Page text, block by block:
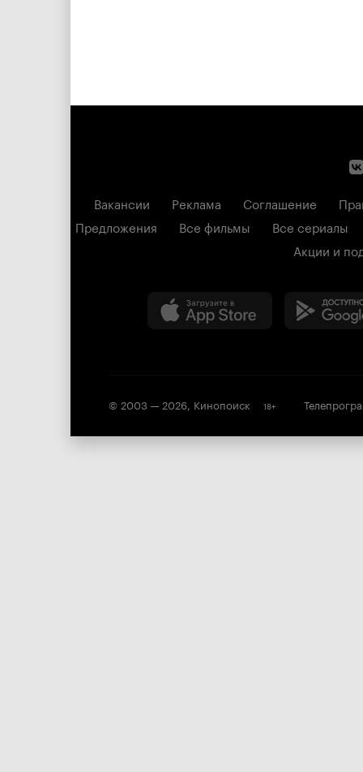
Вакансии Реклама Соглашение
Предложения
Все фильмы
Все сериалы
Акции и
© 2003 — 2026, Кинопоиск 18+